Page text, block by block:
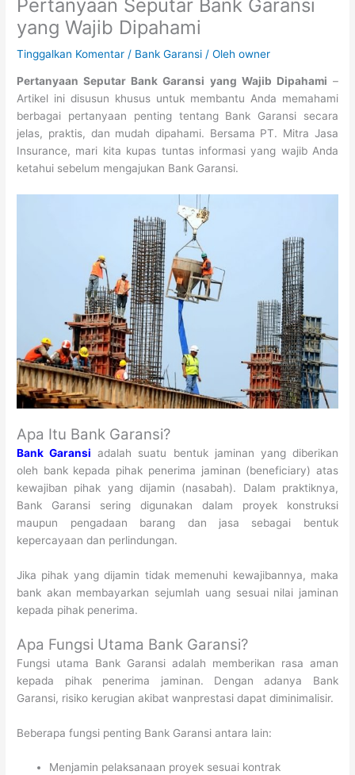
Pertanyaan Seputar Bank Garansi
yang Wajib Dipahami
Tinggalkan Komentar / Bank Garansi / Olehowner
Pertanyaan Seputar Bank Garansi yang Wajib Dipahami –
Artikel ini disusun khusus untuk membantu Anda memahami
berbagai pertanyaan penting tentang Bank Garansi secara
jelas, praktis, dan mudah dipahami. Bersama PT. Mitra Jasa
Insurance, mari kita kupas tuntas informasi yang wajib Anda
ketahui sebelum mengajukan Bank Garansi.
Apa Itu Bank Garansi?
Bank Garansi adalah suatu bentuk jaminan yang diberikan
oleh bank kepada pihak penerima jaminan (beneficiary) atas
kewajiban pihak yang dijamin (nasabah). Dalam praktiknya,
Bank Garansi sering digunakan dalam proyek konstruksi
maupun pengadaan barang dan jasa sebagai bentuk
kepercayaan dan perlindungan.
Jika pihak yang dijamin tidak memenuhi kewajibannya, maka
bank akan membayarkan sejumlah uang sesuai nilai jaminan
kepada pihak penerima.
Apa Fungsi Utama Bank Garansi?
Fungsi utama Bank Garansi adalah memberikan rasa aman
kepada pihak penerima jaminan. Dengan adanya Bank
Garansi, risiko kerugian akibat wanprestasi dapat diminimalisir.
Beberapa fungsi penting Bank Garansi antara lain:
Menjamin pelaksanaan proyek sesuai kontrak